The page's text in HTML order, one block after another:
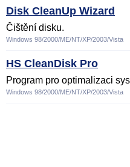
Disk CleanUp Wizard
Čištění disku.
Windows 98/2000/ME/NT/XP/2003/Vista
HS CleanDisk Pro
Program pro optimalizaci
Windows 98/2000/ME/NT/XP/2003/Vista